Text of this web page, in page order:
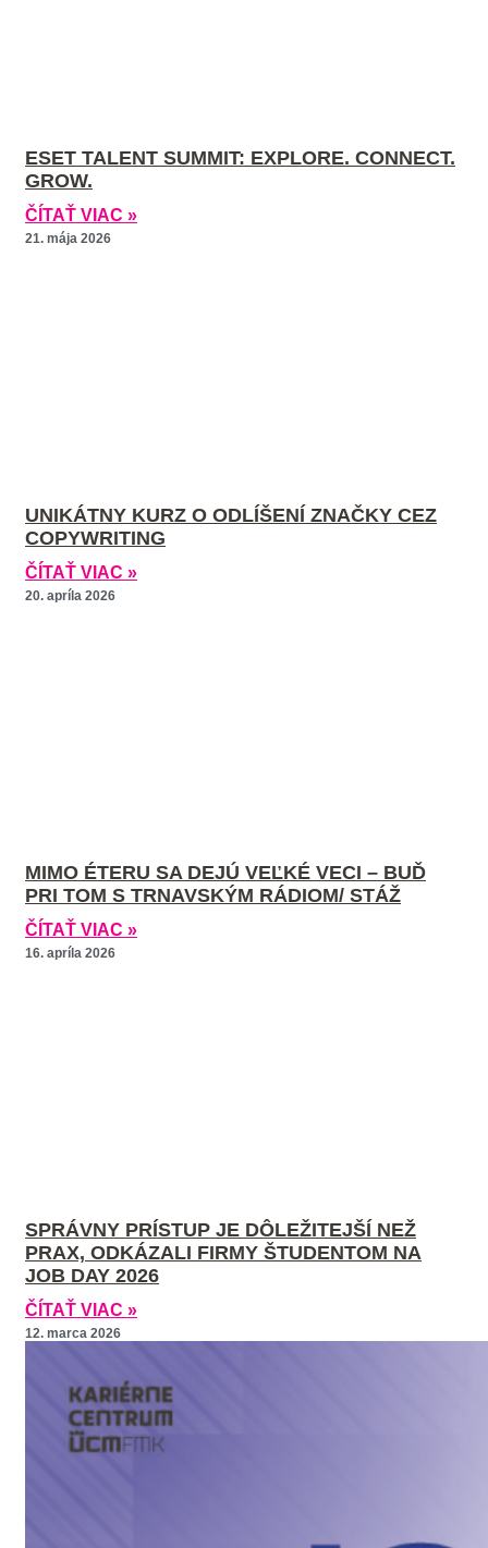
ESET TALENT SUMMIT: EXPLORE. CONNECT.
GROW.
ČÍTAŤ VIAC »
21. mája 2026
UNIKÁTNY KURZ O ODLÍŠENÍ ZNAČKY CEZ
COPYWRITING
ČÍTAŤ VIAC »
20. apríla 2026
MIMO ÉTERU SA DEJÚ VEĽKÉ VECI – BUĎ
PRI TOM S TRNAVSKÝM RÁDIOM/ STÁŽ
ČÍTAŤ VIAC »
16. apríla 2026
SPRÁVNY PRÍSTUP JE DÔLEŽITEJŠÍ NEŽ
PRAX, ODKÁZALI FIRMY ŠTUDENTOM NA
JOB DAY 2026
ČÍTAŤ VIAC »
12. marca 2026